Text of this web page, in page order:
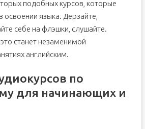
подобных курсов, которые
языка. Дерзайте,
себе на флэшки, слушайте.
станет незаменимой
английским.
по
для начинающих и